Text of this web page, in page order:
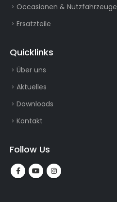
Occasionen & Nutzfahrzeuge
Ersatzteile
Quicklinks
Über uns
Aktuelles
Downloads
Kontakt
Follow Us